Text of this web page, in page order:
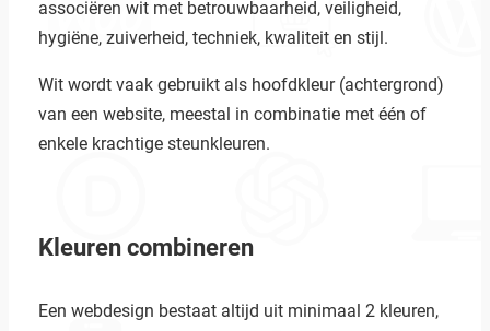
associëren wit met betrouwbaarheid, veiligheid,
hygiëne, zuiverheid, techniek, kwaliteit en stijl.
Wit wordt vaak gebruikt als hoofdkleur (achtergrond)
van een website, meestal in combinatie met één of
enkele krachtige steunkleuren.
Kleuren combineren
Een webdesign bestaat altijd uit minimaal 2 kleuren,